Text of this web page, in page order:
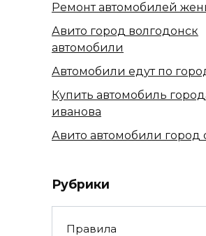
Ремонт автомобилей
Авито город волгодонск
автомобили
Автомобили едут по
Купить автомобиль
иванова
Авито автомобили город
Рубрики
Правила